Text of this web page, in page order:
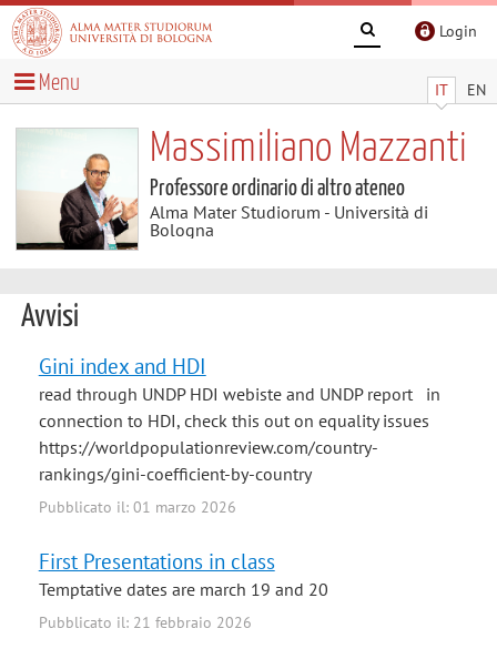
Login
IT EN
Menu
Massimiliano Mazzanti
Professore ordinario di altro ateneo
Alma Mater Studiorum - Università di
Bologna
Avvisi
Gini index and HDI
read through UNDP HDI webiste and UNDP report in
connection to HDI, check this out on equality issues
https://worldpopulationreview.com/country-
rankings/gini-coefficient-by-country
Pubblicato il: 01 marzo 2026
First Presentations in class
Temptative dates are march 19 and 20
Pubblicato il: 21 febbraio 2026